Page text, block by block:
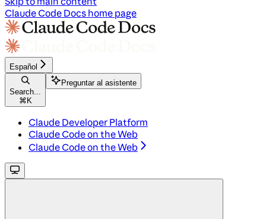
Claude Code Docs home page
Español
Search...
⌘ K
Preguntar al asistente
Claude Developer Platform
Claude Code on the Web
Claude Code on the Web